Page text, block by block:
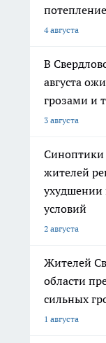
потепление
4 августа
В
августа
грозами и
3 августа
Синоптики
жителей
ухудшении
условий
2 августа
Жителей
области
сильных
1 августа